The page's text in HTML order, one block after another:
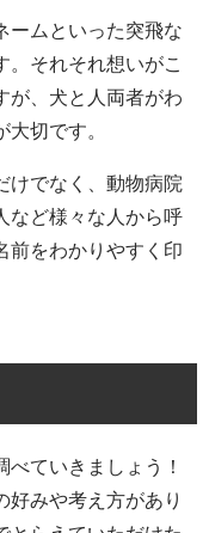
ームといった突飛な
。それそれ想いがこ
が、犬と人両者がわ
切です。
けでなく、動物病院
など様々な人から呼
前をわかりやすく印
ていきましょう！
好みや考え方があり